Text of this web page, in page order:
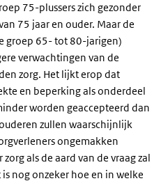
Vrouwen
incontinentie
75-plussers zich gezonder
75 jaar en ouder. Maar de
groep 65- tot 80-jarigen)
verwachtingen van de
zorg. Het lijkt erop dat
en beperking als onderdeel
worden geaccepteerd dan
zullen waarschijnlijk
ongemakken
als de aard van de vraag zal
nog onzeker hoe en in welke